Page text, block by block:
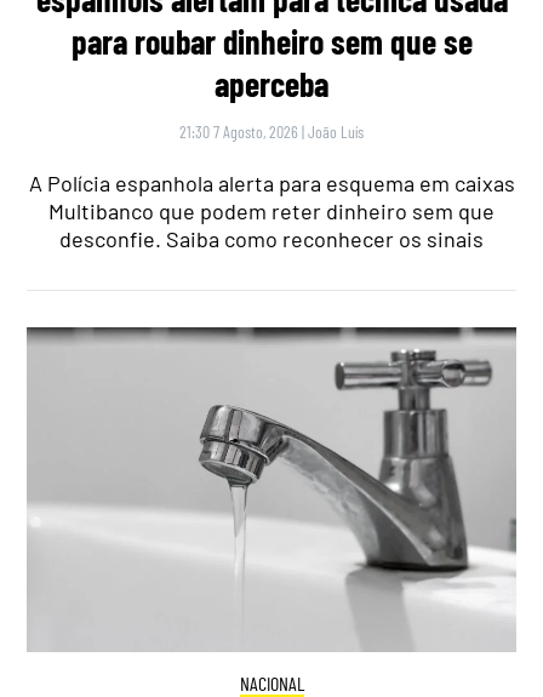
para roubar dinheiro sem que se
aperceba
21:30 7 Agosto, 2026 |João Luís
A Polícia espanhola alerta para esquema em caixas
Multibanco que podem reter dinheiro sem que
desconfie. Saiba como reconhecer os sinais
NACIONAL